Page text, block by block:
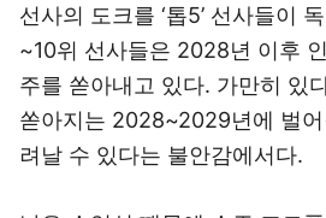
선사의 도크를 ‘톱5’ 선사들이
~10위 선사들은 2028년 이후
주를 쏟아내고 있다. 가만히 있
쏟아지는 2028~2029년에 벌어
려날 수 있다는 불안감에서다.